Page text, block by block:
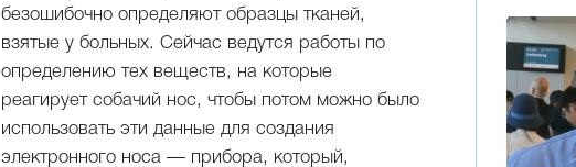
безошибочно определяют образцы тканей,
взятые у больных. Сейчас ведутся работы по
определению тех веществ, на которые
реагирует собачий нос, чтобы потом можно было
использовать эти данные для создания
электронного носа — прибора, который,